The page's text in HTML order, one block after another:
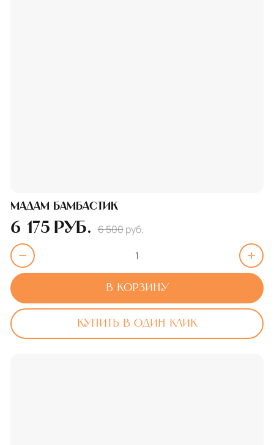
Мадам бамбастик
6 500 руб.
6 175 руб.
В корзину
Купить в один клик